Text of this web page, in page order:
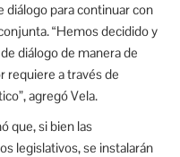
diálogo para continuar con
“Hemos decidido y
diálogo de manera de
requiere a través de
agregó Vela.
que, si bien las
legislativos, se instalarán